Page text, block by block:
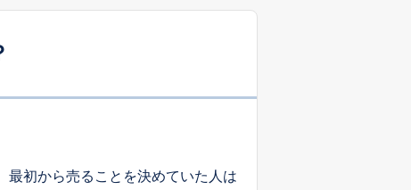
最初から売ることを決めていた人は